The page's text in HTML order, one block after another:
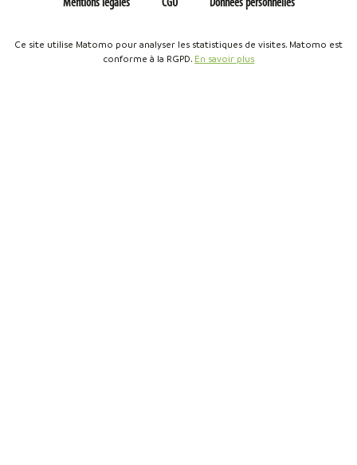
Mentions légales CGU Données personnelles
Ce site utilise Matomo pour analyser les statistiques de visites. Matomo est
conforme à la RGPD. En savoir plus